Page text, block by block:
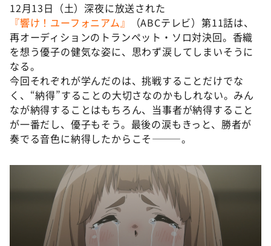
12月13日（土）深夜に放送された
『響け！ユーフォニアム』
（ABCテレビ）第11話は、
再オーディションのトランペット・ソロ対決回。香織
を想う優子の健気な姿に、思わず涙してしまいそうに
なる。
今回それぞれが学んだのは、挑戦することだけでな
く、“納得”することの大切さなのかもしれない。みん
なが納得することはもちろん、当事者が納得すること
が一番だし、優子もそう。最後の涙もきっと、勝者が
奏でる音色に納得したからこそ———。